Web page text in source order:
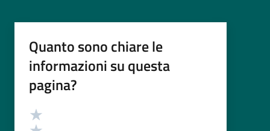
Quanto sono chiare le
informazioni su questa
pagina?
Valutazione